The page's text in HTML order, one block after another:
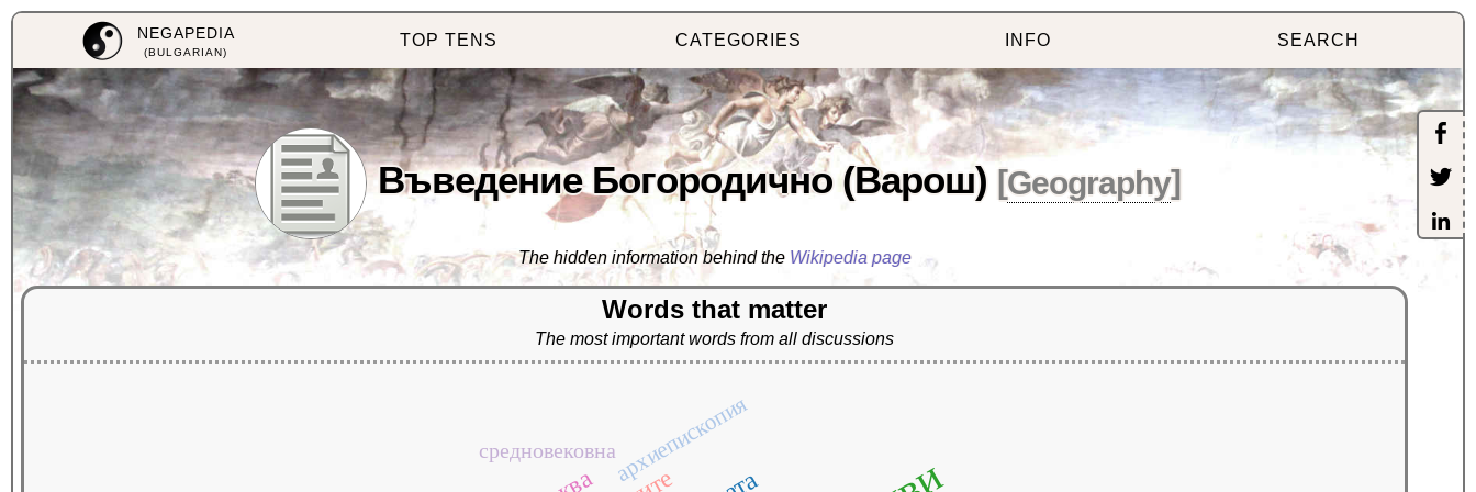
NEGAPEDIA
(BULGARIAN)
TOP TENS CATEGORIES INFO SEARCH
Въведение Богородично (Варош) [Geography]
The hidden information behind the Wikipedia page
Words that matter
The most important words from all discussions
архиепископия
средновековна